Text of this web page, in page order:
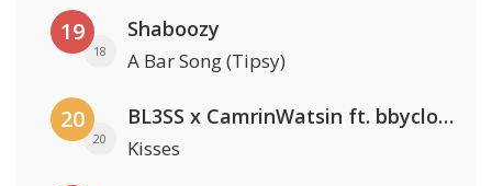
19
18
Shaboozy
A Bar Song (Tipsy)
20
20
BL3SS x CamrinWatsin ft. bbyclose
Kisses